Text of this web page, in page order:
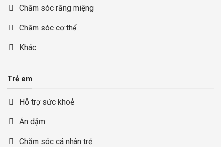
Chăm sóc răng miệng
Chăm sóc cơ thể
Khác
Trẻ em
Hỗ trợ sức khoẻ
Ăn dặm
Chăm sóc cá nhân trẻ